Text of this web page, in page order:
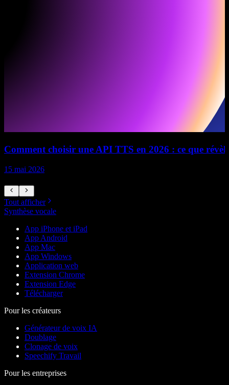
Comment choisir une API TTS en 2026 : ce que
15 mai 2026
Tout afficher
Synthèse vocale
App iPhone et iPad
App Android
App Mac
App Windows
Application web
Extension Chrome
Extension Edge
Télécharger
Pour les créateurs
Générateur de voix IA
Doublage
Clonage de voix
Speechify Travail
Pour les entreprises